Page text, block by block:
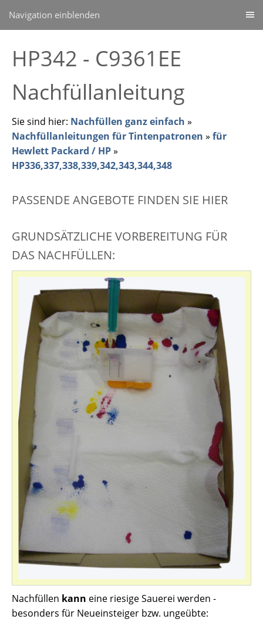
Navigation einblenden
HP342 - C9361EE
Nachfüllanleitung
Sie sind hier: Nachfüllen ganz einfach »
Nachfüllanleitungen für Tintenpatronen » für
Hewlett Packard / HP»
HP336,337,338,339,342,343,344,348
PASSENDE ANGEBOTE FINDEN SIE HIER
GRUNDSÄTZLICHE VORBEREITUNG FÜR
DAS NACHFÜLLEN:
Nachfüllen kann eine riesige Sauerei werden -
besonders für Neueinsteiger bzw. ungeübte: